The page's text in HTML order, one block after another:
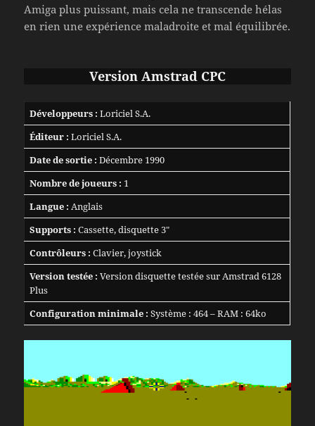
Amiga plus puissant, mais cela ne transcende hélas
en rien une expérience maladroite et mal équilibrée.
Version Amstrad CPC
Développeurs : Loriciel S.A.
Éditeur : Loriciel S.A.
Date de sortie : Décembre 1990
Nombre de joueurs : 1
Langue : Anglais
Supports : Cassette, disquette 3″
Contrôleurs : Clavier, joystick
Version testée : Version disquette testée sur Amstrad 6128
Plus
Configuration minimale : Système : 464 – RAM : 64ko